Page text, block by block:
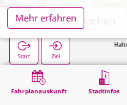
Fahrplanauskunft Stadtinfos
Alemannia Aachen
Start Ziel
Nächste Haltestellen:
Freizeit & Tourismus
Mehr erfahren